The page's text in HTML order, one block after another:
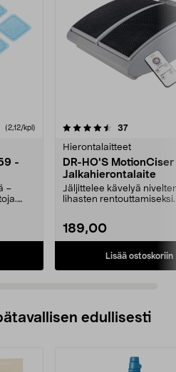
(2,12/kpl)
-
–
37arvostelut
Hierontalaitteet
DR-HO'S MotionCiser
Jalkahierontalaite
Jäljittelee kävelyä
lihasten
189,00
Lisää ostoskoriin
4.5 viidestä
edullisesti